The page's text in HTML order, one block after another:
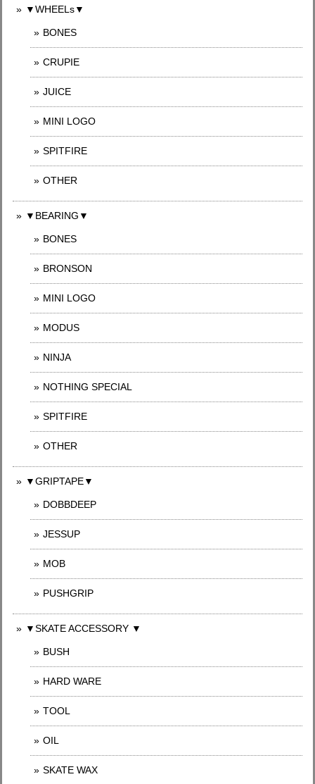
▼WHEELs▼
BONES
CRUPIE
JUICE
MINI LOGO
SPITFIRE
OTHER
▼BEARING▼
BONES
BRONSON
MINI LOGO
MODUS
NINJA
NOTHING SPECIAL
SPITFIRE
OTHER
▼GRIPTAPE▼
DOBBDEEP
JESSUP
MOB
PUSHGRIP
▼SKATE ACCESSORY ▼
BUSH
HARD WARE
TOOL
OIL
SKATE WAX